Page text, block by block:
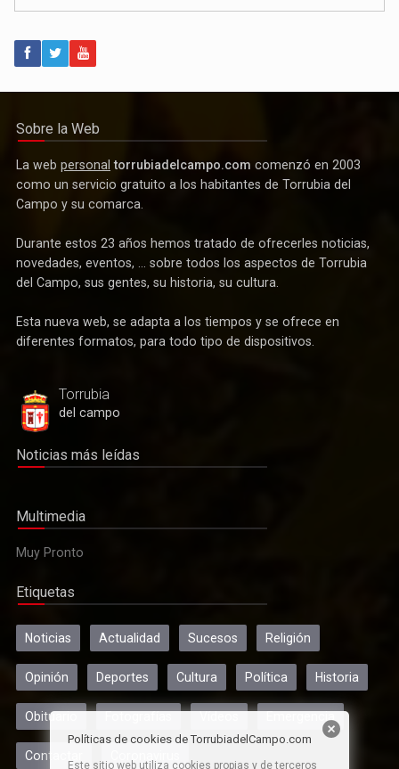
Actualidad
Invierte en Cuenca visita Torrubia del Campo para explorar
Deportes
Después de más de tres décadas vuelve el fútbol federado
Actualidad
El sacerdote Perpetuo Jiménez García, también conocido
como "don Perpetuo", ha fallecido
Sobre la Web
La web personal torrubiadelcampo.com comenzó en 2003
como un servicio gratuito a los habitantes de Torrubia del
Campo y su comarca.
Durante estos 23 años hemos tratado de ofrecerles noticias,
novedades, eventos, ... sobre todos los aspectos de Torrubia
del Campo, sus gentes, su historia, su cultura.
Esta nueva web, se adapta a los tiempos y se ofrece en
diferentes formatos, para todo tipo de dispositivos.
Torrubia
del campo
Noticias más leídas
Multimedia
Muy Pronto
Etiquetas
Noticias Actualidad Sucesos Religión
Opinión Deportes Cultura Política Historia
Obituario Emergencia
Contactar
Políticas de cookies de TorrubiadelCampo.com
Este sitio web utiliza cookies propias y de terceros